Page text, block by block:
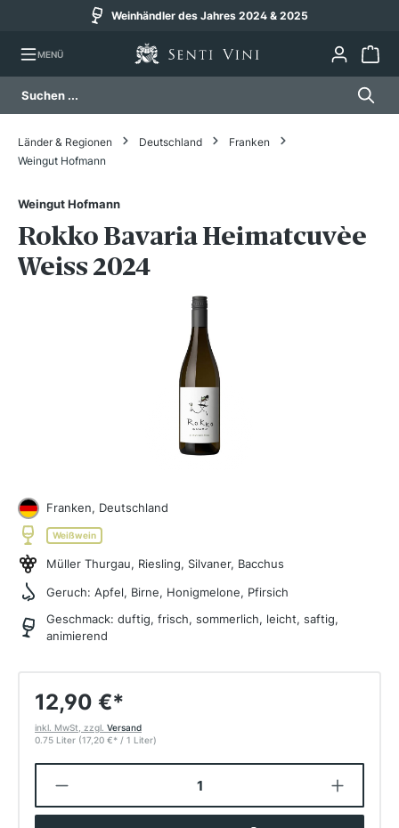
Weinhändler des Jahres 2024 & 2025
MENÜ
Bildergalerie überspringen
Länder & Regionen Deutschland
Franken
Weingut Hofmann
Weingut Hofmann
Rokko Bavaria Heimatcuvèe
Weiss 2024
Franken, Deutschland
Weißwein
Müller Thurgau, Riesling, Silvaner, Bacchus
Geruch: Apfel, Birne, Honigmelone, Pfirsich
Geschmack: duftig, frisch, sommerlich, leicht, saftig,
animierend
12,90 €*
inkl. MwSt, zzgl. Versand
0.75 Liter (17,20 €* / 1 Liter)
Produkt Anzahl: Gib den